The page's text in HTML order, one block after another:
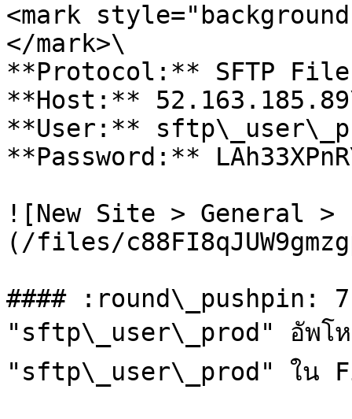
<mark
</mark>\
**Protocol:** SFTP
**Host:**
**User:**
**Password:**
![New Site > General
(/files/
#### :round\_pushpin:
"sftp\_user\_prod" อัพโห
"sftp\_user\_prod" ใน